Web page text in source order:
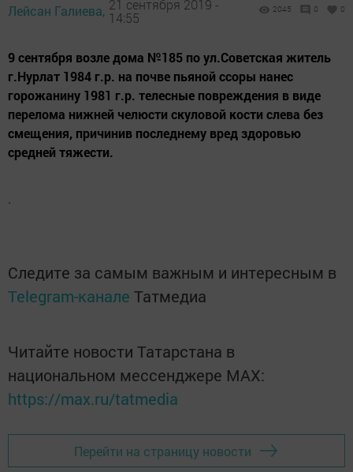
Лейсан Галиева, 21 сентября 2019 -
14:55
2045 0 0
9 сентября возле дома №185 по ул.Советская житель
г.Нурлат 1984 г.р. на почве пьяной ссоры нанес
горожанину 1981 г.р. телесные повреждения в виде
перелома нижней челюсти скуловой кости слева без
смещения, причинив последнему вред здоровью
средней тяжести.
.
Следите за самым важным и интересным в
Telegram-канале Татмедиа
Читайте новости Татарстана в
национальном мессенджере MАХ:
https://max.ru/tatmedia
Перейти на страницу новости